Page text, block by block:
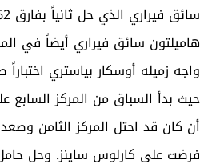
هاميلتون سائق فيراري أيضاً في
واجه زميله أوسكار بياستري
حيث بدأ السباق من المركز السابع
أن كان قد احتل المركز الثامن
فرضت على كارلوس ساينز. وحل